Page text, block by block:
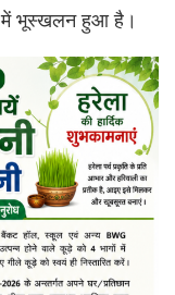
में भूस्खलन हुआ है।